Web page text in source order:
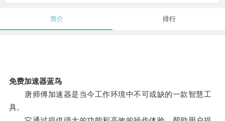
简介 排行
免费加速器蓝鸟
唐师傅加速器是当今工作环境中不可或缺的一款智慧工
具。